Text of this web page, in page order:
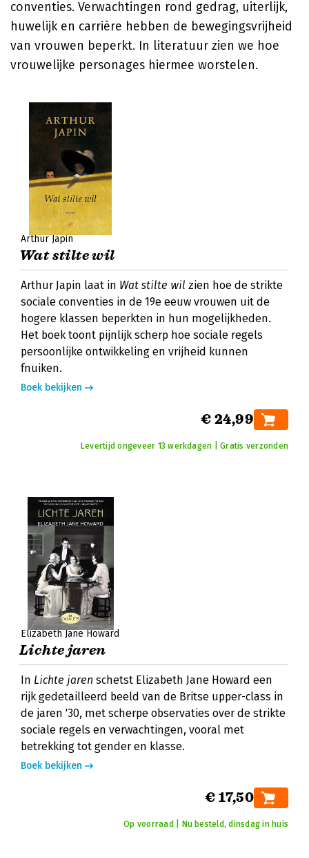
conventies. Verwachtingen rond gedrag, uiterlijk,
huwelijk en carrière hebben de bewegingsvrijheid
van vrouwen beperkt. In literatuur zien we hoe
vrouwelijke personages hiermee worstelen.
Arthur Japin
Wat stilte wil
Arthur Japin laat in Wat stilte wil zien hoe de strikte
sociale conventies in de 19e eeuw vrouwen uit de
hogere klassen beperkten in hun mogelijkheden.
Het boek toont pijnlijk scherp hoe sociale regels
persoonlijke ontwikkeling en vrijheid kunnen
fnuiken.
Boek bekijken
€ 24,99
Levertijd ongeveer 13 werkdagen | Gratis verzonden
Elizabeth Jane Howard
Lichte jaren
In Lichte jaren schetst Elizabeth Jane Howard een
rijk gedetailleerd beeld van de Britse upper-class in
de jaren '30, met scherpe observaties over de strikte
sociale regels en verwachtingen, vooral met
betrekking tot gender en klasse.
Boek bekijken
€ 17,50
Op voorraad | Nu besteld, dinsdag in huis